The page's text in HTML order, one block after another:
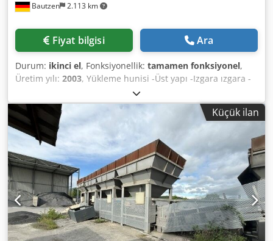
Bautzen 2.113 km
Fiyat bilgisi Ara
Durum: ikinci el, Fonksiyonellik: tamamen fonksiyonel,
Üretim yılı: 2003, Yükleme hunisi -Üst yapı -Izgara ızgara -
Boşaltma/aktarma bandı -Konveyör bandı Cedpfszq S Hzox
Alferf
Küçük ilan